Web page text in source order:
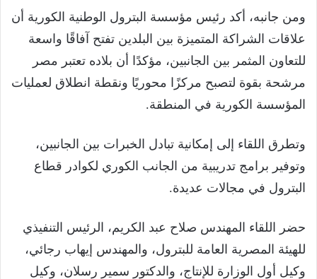
ومن جانبه، أكد رئيس مؤسسة البترول الوطنية الكورية أن
علاقات الشراكة المتميزة بين البلدين تفتح آفاقًا واسعة
للتعاون المثمر بين الجانبين، مؤكدًا أن بلاده تعتبر مصر
مرشحة بقوة لتصبح مركزًا محوريًا ونقطة انطلاق لعمليات
المؤسسة الكورية في المنطقة.
وتطرق اللقاء إلى إمكانية تبادل الخبرات بين الجانبين،
وتوفير برامج تدريبية من الجانب الكوري لكوادر قطاع
البترول في مجالات عديدة.
حضر اللقاء المهندس صلاح عبد الكريم، الرئيس التنفيذي
للهيئة المصرية العامة للبترول، والمهندس إيهاب رجائي،
وكيل أول الوزارة للإنتاج، والدكتور سمير رسلان، وكيل